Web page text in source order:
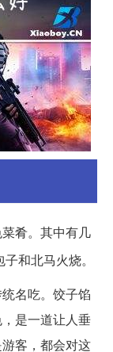
肴。其中有几
和北马火烧。
名吃。饺子馅
是一道让人垂
客，都会对这